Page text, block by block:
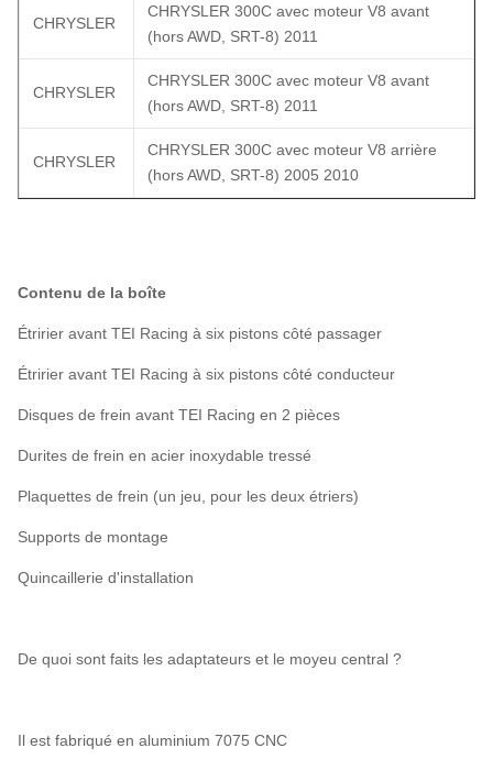
CHRYSLER
CHRYSLER 300C avec moteur V8 avant
(hors AWD, SRT-8) 2011
CHRYSLER
CHRYSLER 300C avec moteur V8 avant
(hors AWD, SRT-8) 2011
CHRYSLER
CHRYSLER 300C avec moteur V8 arrière
(hors AWD, SRT-8) 2005 2010
Contenu de la boîte
Étririer avant TEI Racing à six pistons côté passager
Étririer avant TEI Racing à six pistons côté conducteur
Disques de frein avant TEI Racing en 2 pièces
Durites de frein en acier inoxydable tressé
Plaquettes de frein (un jeu, pour les deux étriers)
Supports de montage
Quincaillerie d'installation
De quoi sont faits les adaptateurs et le moyeu central ?
Il est fabriqué en aluminium 7075 CNC